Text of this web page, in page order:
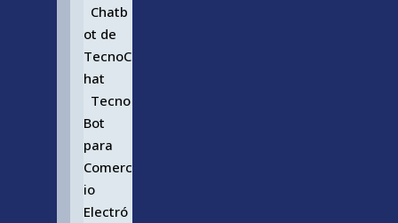
Chatb
ot de
TecnoC
hat
Tecno
Bot
para
Comerc
io
Electró